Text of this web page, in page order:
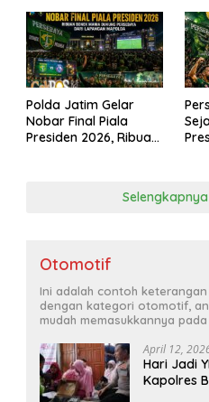
Polda Jatim Gelar
Nobar Final Piala
Presiden 2026, Ribuan
Selengkapnya
Otomotif
Ini adalah contoh
dengan kategori otomotif,
mudah memasukkannya
April 12,
Hari Jadi
Kapolres